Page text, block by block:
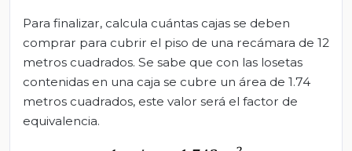
Para finalizar, calcula cuántas cajas se deben
comprar para cubrir el piso de una recámara de 12
metros cuadrados. Se sabe que con las losetas
contenidas en una caja se cubre un área de 1.74
metros cuadrados, este valor será el factor de
equivalencia.